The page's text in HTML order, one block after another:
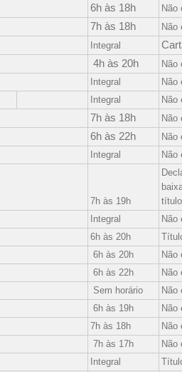
6h às 18h Não
7h às 18h Não
Integral
4h às 20h Não
Integral Não
Integral Não
7h às 18h Não
6h às 22h Não
Integral Não
7h às 19h
Integral Não
6h às 20h
6h às 20h Não
6h às 22h Não
Sem horário Não
6h às 19h Não
7h às 18h Não
7h às 17h Não
Integral